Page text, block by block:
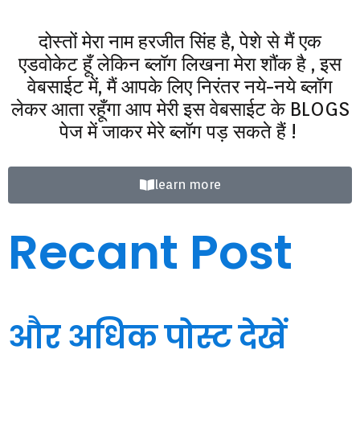
दोस्तों मेरा नाम हरजीत सिंह है, पेशे से मैं एक
एडवोकेट हूँ लेकिन ब्लॉग लिखना मेरा शौंक है , इस
वेबसाईट में, मैं आपके लिए निरंतर नये-नये ब्लॉग
लेकर आता रहूँगा आप मेरी इस वेबसाईट के BLOGS
पेज में जाकर मेरे ब्लॉग पड़ सकते हैं !
learn more
Recant Post
और अधिक पोस्ट देखें